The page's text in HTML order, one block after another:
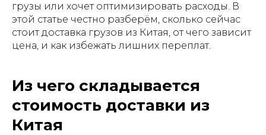
грузы или хочет оптимизировать расходы. В
этой статье честно разберём, сколько сейчас
стоит доставка грузов из Китая, от чего зависит
цена, и как избежать лишних переплат.
Из чего складывается
стоимость доставки из
Китая